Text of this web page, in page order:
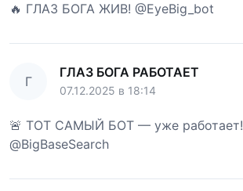
🔥 ГЛАЗ БОГА ЖИВ! @EyeBig_bot
Г
ГЛАЗ БОГА РАБОТАЕТ
07.12.2025 в 18:14
🚨 ТОТ САМЫЙ БОТ — уже работает!
@BigBaseSearch